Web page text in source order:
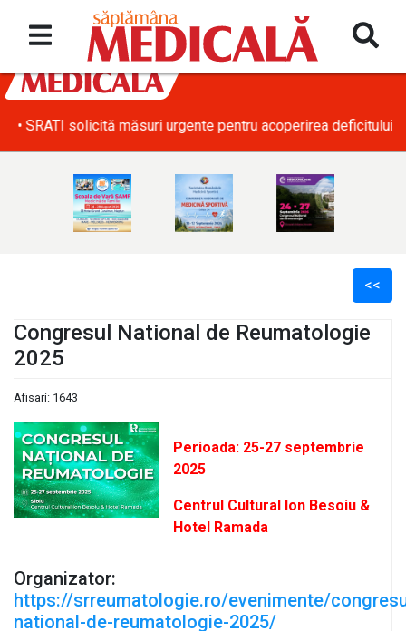
• SRATI solicită măsuri urgente pentru acoperirea deficitului
<<
Congresul National de Reumatologie
2025
Afisari: 1643
Perioada: 25-27 septembrie
2025
Centrul Cultural Ion Besoiu &
Hotel Ramada
Organizator:
https://srreumatologie.ro/evenimente/
national-de-reumatologie-2025/